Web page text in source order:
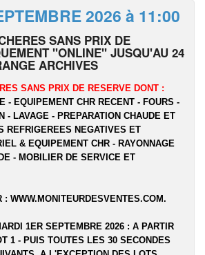
2026 à 11:00
SANS PRIX DE
"ONLINE" JUSQU'AU 24
ARCHIVES
SANS PRIX DE RESERVE DONT :
- EQUIPEMENT CHR RECENT - FOURS -
- LAVAGE - PREPARATION CHAUDE ET
REFRIGEREES NEGATIVES ET
& EQUIPEMENT CHR - RAYONNAGE
- MOBILIER DE SERVICE ET
: WWW.MONITEURDESVENTES.COM.
1ER SEPTEMBRE 2026 : A PARTIR
1 - PUIS TOUTES LES 30 SECONDES